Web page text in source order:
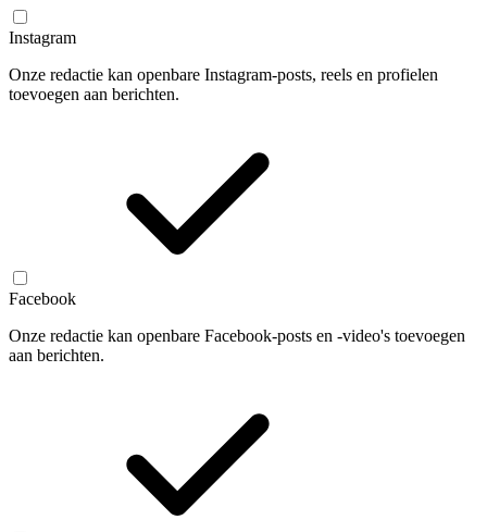
Instagram
Onze redactie kan openbare Instagram-posts, reels en profielen
toevoegen aan berichten.
Facebook
Onze redactie kan openbare Facebook-posts en -video's toevoegen
aan berichten.